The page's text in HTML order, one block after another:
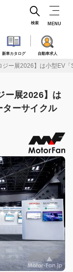
新車カタログ 自動車求人
検索 MENU
ー展2026】は小型EV
ー展2026】は
ーサイクル